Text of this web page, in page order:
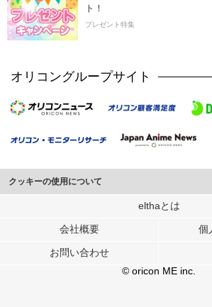
ト！
プレゼント特集
オリコングループサイト
クッキーの使用について
このサイトでは Cookie を使用して、ユーザーに合
行っています。
メディアや広告配信、データ解析の各パートナーに
ユーザーが各パートナーのサービスを使用したとき
elthaとは
会社概要 個
お問い合わせ
© oricon ME inc.